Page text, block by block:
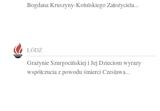
Bogdana Kruszyny-Kotulskiego Założyciela...
ŁÓDŹ
Grażynie Szurgocińskiej i Jej Dzieciom wyrazy
współczucia z powodu śmierci Czesława...